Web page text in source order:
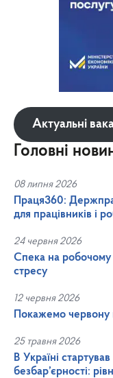
Актуальні
Головні
08 липня 2026
Праця360:
для працівників і
24 червня 2026
Спека на робочому
стресу
12 червня 2026
Покажемо червону
25 травня 2026
В Україні
безбар’єрності: